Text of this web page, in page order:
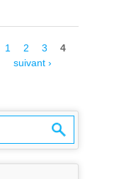
LUMIÈRE
1 2 3
4
suivant ›